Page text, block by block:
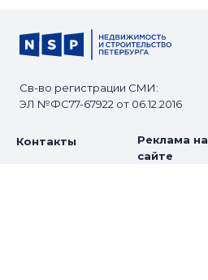
Св-во регистрации СМИ:
ЭЛ №ФС77-67922 от 06.12.2016
Контакты
Реклама на
сайте